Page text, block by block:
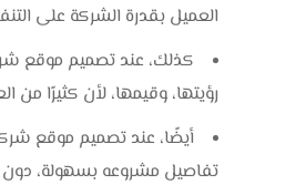
العميل بقدرة الشركة على
كذلك، عند تصميم موقع
رؤيتها، وقيمها، لأن كثيرًا من
أيضًا، عند تصميم موقع
تفاصيل مشروعه بسهولة، دون